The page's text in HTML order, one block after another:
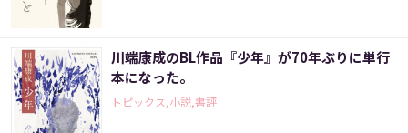
川端康成のBL作品『少年』が70年ぶりに単行
本になった。
トピックス,小説,書評